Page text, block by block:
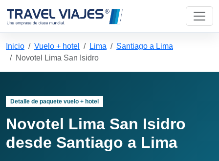
Inicio Vuelo + hotel Lima
Santiago a Lima
Novotel Lima San Isidro
Detalle de paquete vuelo + hotel
Novotel Lima San Isidro
desde Santiago a Lima